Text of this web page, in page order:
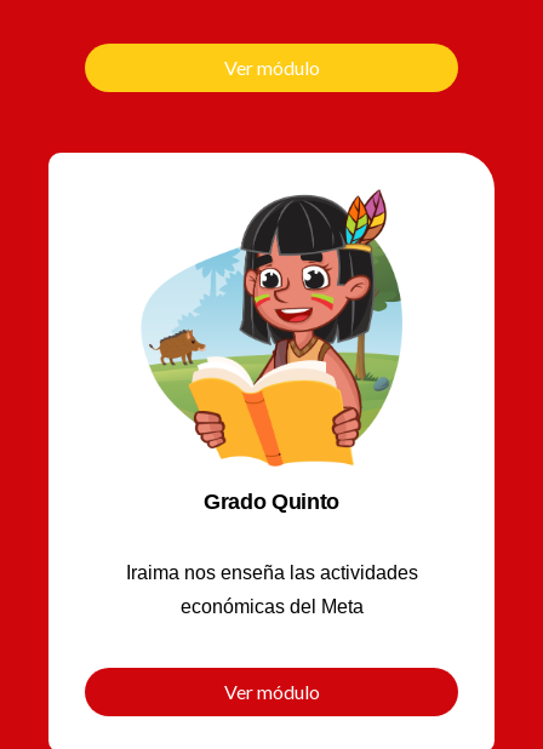
Ver módulo
Grado Quinto
Iraima nos enseña las actividades
económicas del Meta
Ver módulo